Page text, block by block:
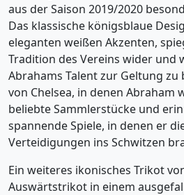
aus der Saison 2019/2020
Das klassische königsblaue
eleganten weißen Akzenten,
Tradition des Vereins wider und
Abrahams Talent zur Geltung zu
von Chelsea, in denen Abraham
beliebte Sammlerstücke und
spannende Spiele, in denen er
Verteidigungen ins Schwitzen
Ein weiteres ikonisches Trikot
Auswärtstrikot in einem